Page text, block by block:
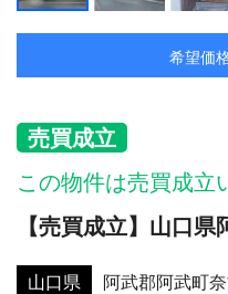
希望価
売買成立
この物件は売買成立
【売買成立】山口
山口県 阿武郡阿武町